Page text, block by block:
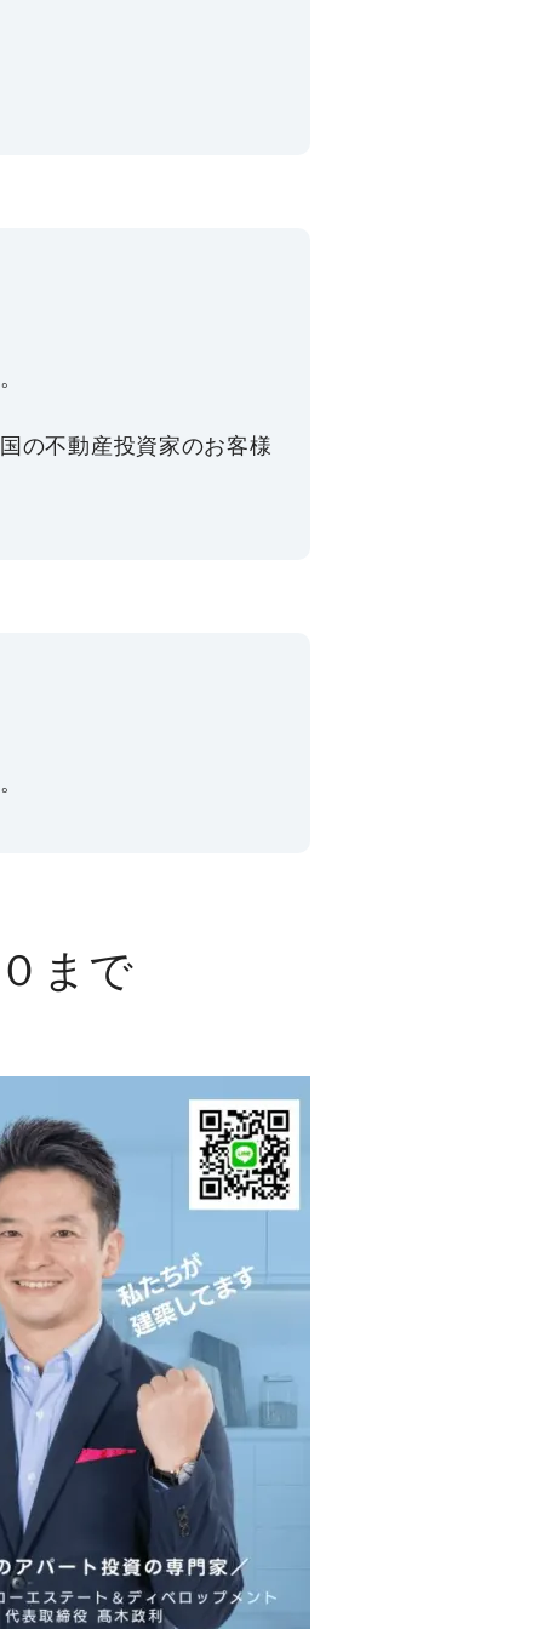
の不動産投資家のお客様
まで